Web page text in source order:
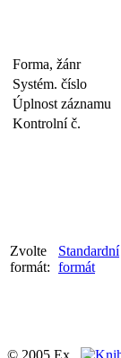
Forma, žánr
Systém. číslo
Úplnost záznamu
Kontrolní č.
Zvolte
formát:
Standardní
formát
© 2005 Ex